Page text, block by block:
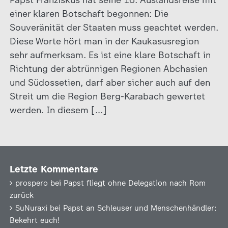
einer klaren Botschaft begonnen: Die
Souveränität der Staaten muss geachtet werden.
Diese Worte hört man in der Kaukasusregion
sehr aufmerksam. Es ist eine klare Botschaft in
Richtung der abtrünnigen Regionen Abchasien
und Südossetien, darf aber sicher auch auf den
Streit um die Region Berg-Karabach gewertet
werden. In diesem […]
Letzte Kommentare
prospero bei Papst fliegt ohne Delegation nach Rom
zurück
SuNuraxi bei Papst an Schleuser und Menschenhändler:
Bekehrt euch!